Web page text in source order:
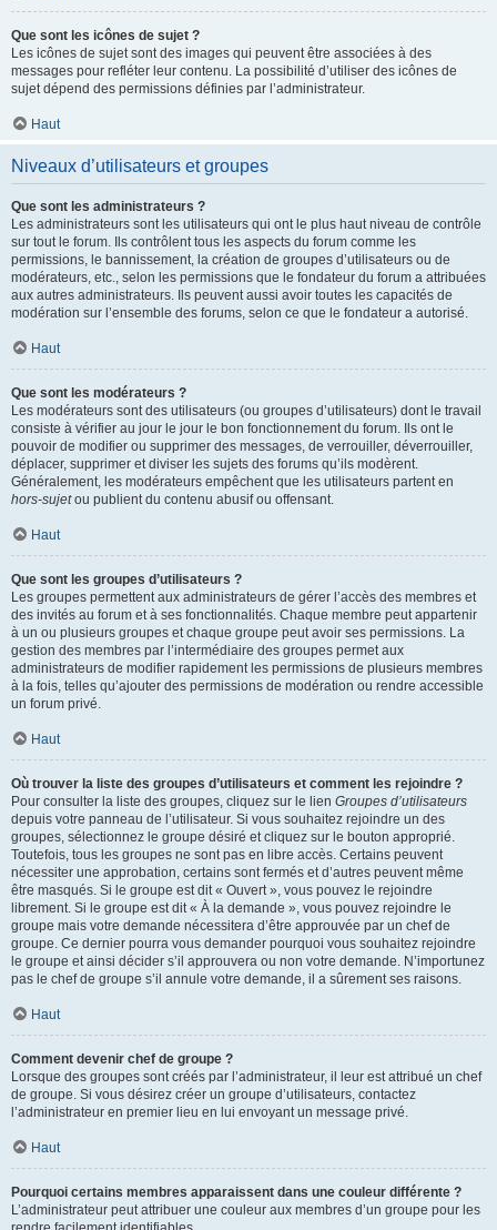
Que sont les icônes de sujet ?
Les icônes de sujet sont des images qui peuvent être associées à des
messages pour refléter leur contenu. La possibilité d’utiliser des icônes de
sujet dépend des permissions définies par l’administrateur.
Haut
Niveaux d’utilisateurs et groupes
Que sont les administrateurs ?
Les administrateurs sont les utilisateurs qui ont le plus haut niveau de contrôle
sur tout le forum. Ils contrôlent tous les aspects du forum comme les
permissions, le bannissement, la création de groupes d’utilisateurs ou de
modérateurs, etc., selon les permissions que le fondateur du forum a attribuées
aux autres administrateurs. Ils peuvent aussi avoir toutes les capacités de
modération sur l’ensemble des forums, selon ce que le fondateur a autorisé.
Haut
Que sont les modérateurs ?
Les modérateurs sont des utilisateurs (ou groupes d’utilisateurs) dont le travail
consiste à vérifier au jour le jour le bon fonctionnement du forum. Ils ont le
pouvoir de modifier ou supprimer des messages, de verrouiller, déverrouiller,
déplacer, supprimer et diviser les sujets des forums qu’ils modèrent.
Généralement, les modérateurs empêchent que les utilisateurs partent en
hors-sujetou publient du contenu abusif ou offensant.
Haut
Que sont les groupes d’utilisateurs ?
Les groupes permettent aux administrateurs de gérer l’accès des membres et
des invités au forum et à ses fonctionnalités. Chaque membre peut appartenir
à un ou plusieurs groupes et chaque groupe peut avoir ses permissions. La
gestion des membres par l’intermédiaire des groupes permet aux
administrateurs de modifier rapidement les permissions de plusieurs membres
à la fois, telles qu’ajouter des permissions de modération ou rendre accessible
un forum privé.
Haut
Où trouver la liste des groupes d’utilisateurs et comment les rejoindre ?
Pour consulter la liste des groupes, cliquez sur le lien Groupes d’utilisateurs
depuis votre panneau de l’utilisateur. Si vous souhaitez rejoindre un des
groupes, sélectionnez le groupe désiré et cliquez sur le bouton approprié.
Toutefois, tous les groupes ne sont pas en libre accès. Certains peuvent
nécessiter une approbation, certains sont fermés et d’autres peuvent même
être masqués. Si le groupe est dit « Ouvert », vous pouvez le rejoindre
librement. Si le groupe est dit « À la demande », vous pouvez rejoindre le
groupe mais votre demande nécessitera d’être approuvée par un chef de
groupe. Ce dernier pourra vous demander pourquoi vous souhaitez rejoindre
le groupe et ainsi décider s’il approuvera ou non votre demande. N’importunez
pas le chef de groupe s’il annule votre demande, il a sûrement ses raisons.
Haut
Comment devenir chef de groupe ?
Lorsque des groupes sont créés par l’administrateur, il leur est attribué un chef
de groupe. Si vous désirez créer un groupe d’utilisateurs, contactez
l’administrateur en premier lieu en lui envoyant un message privé.
Haut
Pourquoi certains membres apparaissent dans une couleur différente ?
L’administrateur peut attribuer une couleur aux membres d’un groupe pour les